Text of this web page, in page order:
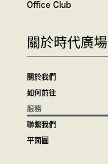
Office Club
關於時代廣場
關於我們
如何前往
服務
聯繫我們
平面圖